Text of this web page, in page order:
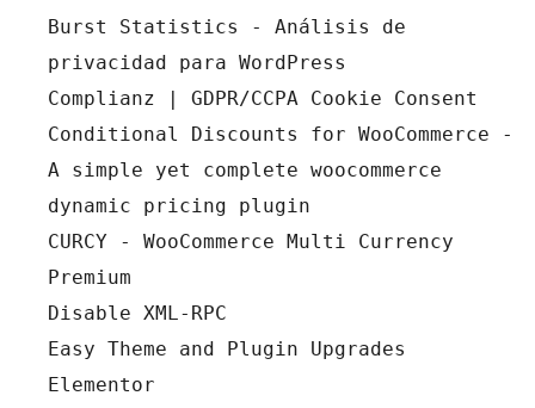
Burst Statistics - Análisis de
privacidad para WordPress
Complianz | GDPR/CCPA Cookie Consent
Conditional Discounts for WooCommerce -
A simple yet complete woocommerce
dynamic pricing plugin
CURCY - WooCommerce Multi Currency
Premium
Disable XML-RPC
Easy Theme and Plugin Upgrades
Elementor